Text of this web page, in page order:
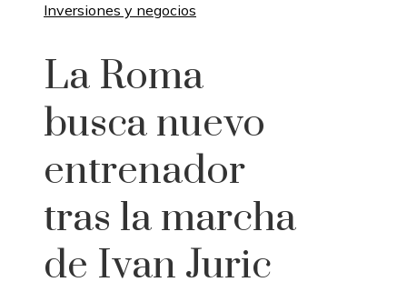
Inversiones y negocios
La Roma
busca nuevo
entrenador
tras la marcha
de Ivan Juric